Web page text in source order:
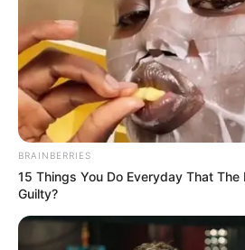
BRAINBERRIES
15 Things You Do Everyday That The
Guilty?